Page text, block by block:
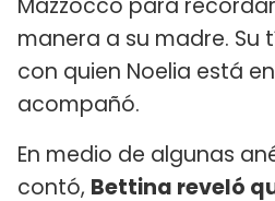
manera a su madre. Su
con quien Noelia está
acompañó.
En medio de algunas
contó, Bettina reveló